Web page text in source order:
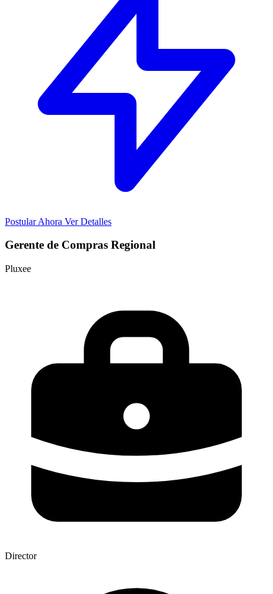
Postular Ahora Ver Detalles
Gerente de Compras Regional
Pluxee
Director